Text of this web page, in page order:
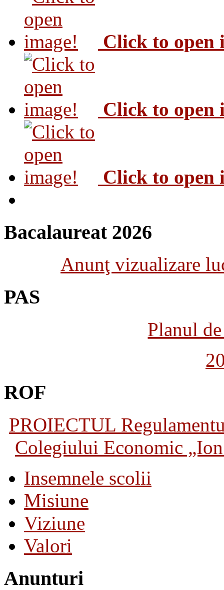
Click to open
Click to open
Click to open
Bacalaureat 2026
Anunţ vizualizare
PAS
Planul
ROF
PROIECTUL
Colegiului Economic
Insemnele scolii
Misiune
Viziune
Valori
Anunturi